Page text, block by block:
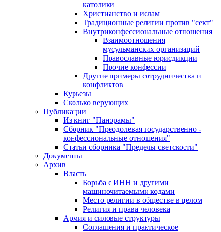
католики
Христианство и ислам
Традиционные религии против "сект"
Внутриконфессиональные отношения
Взаимоотношения
мусульманских организаций
Православные юрисдикции
Прочие конфессии
Другие примеры сотрудничества и
конфликтов
Курьезы
Сколько верующих
Публикации
Из книг "Панорамы"
Сборник "Преодолевая государственно -
конфессиональные отношения"
Статьи сборника "Пределы светскости"
Документы
Архив
Власть
Борьба с ИНН и другими
машиночитаемыми кодами
Место религии в обществе в целом
Религия и права человека
Армия и силовые структуры
Соглашения и практическое